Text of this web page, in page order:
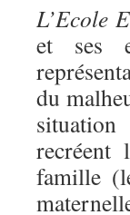
L’Ecole
et ses
du
situation
recréent
famille